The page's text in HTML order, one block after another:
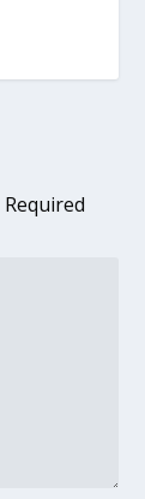
Required